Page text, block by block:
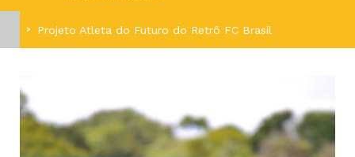
Projeto Atleta do Futuro do Retrô FC Brasil